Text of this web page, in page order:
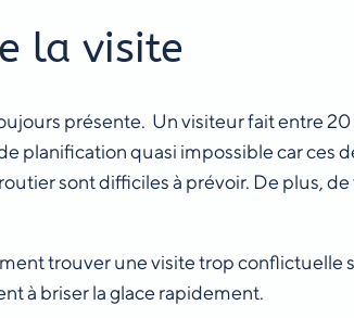
la visite
présente. Un visiteur fait entre
planification quasi impossible car
sont difficiles à prévoir. De plus,
trouver une visite trop conflictuelle
à briser la glace rapidement.